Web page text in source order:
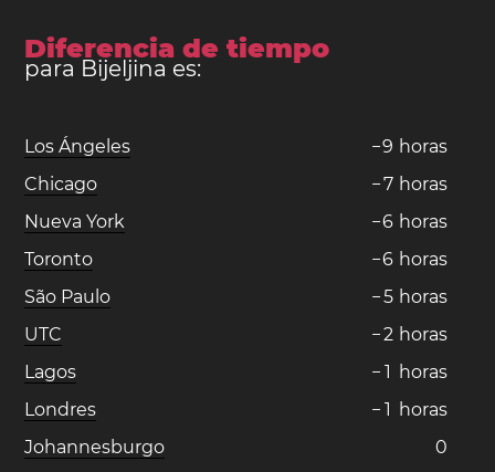
Diferencia de tiempo
para Bijeljina es:
Los Ángeles −9 horas
Chicago
−7 horas
Nueva York
−6 horas
Toronto
−6 horas
São Paulo
−5 horas
UTC
−2 horas
Lagos
− 1 horas
Londres
− 1 horas
Johannesburgo
0